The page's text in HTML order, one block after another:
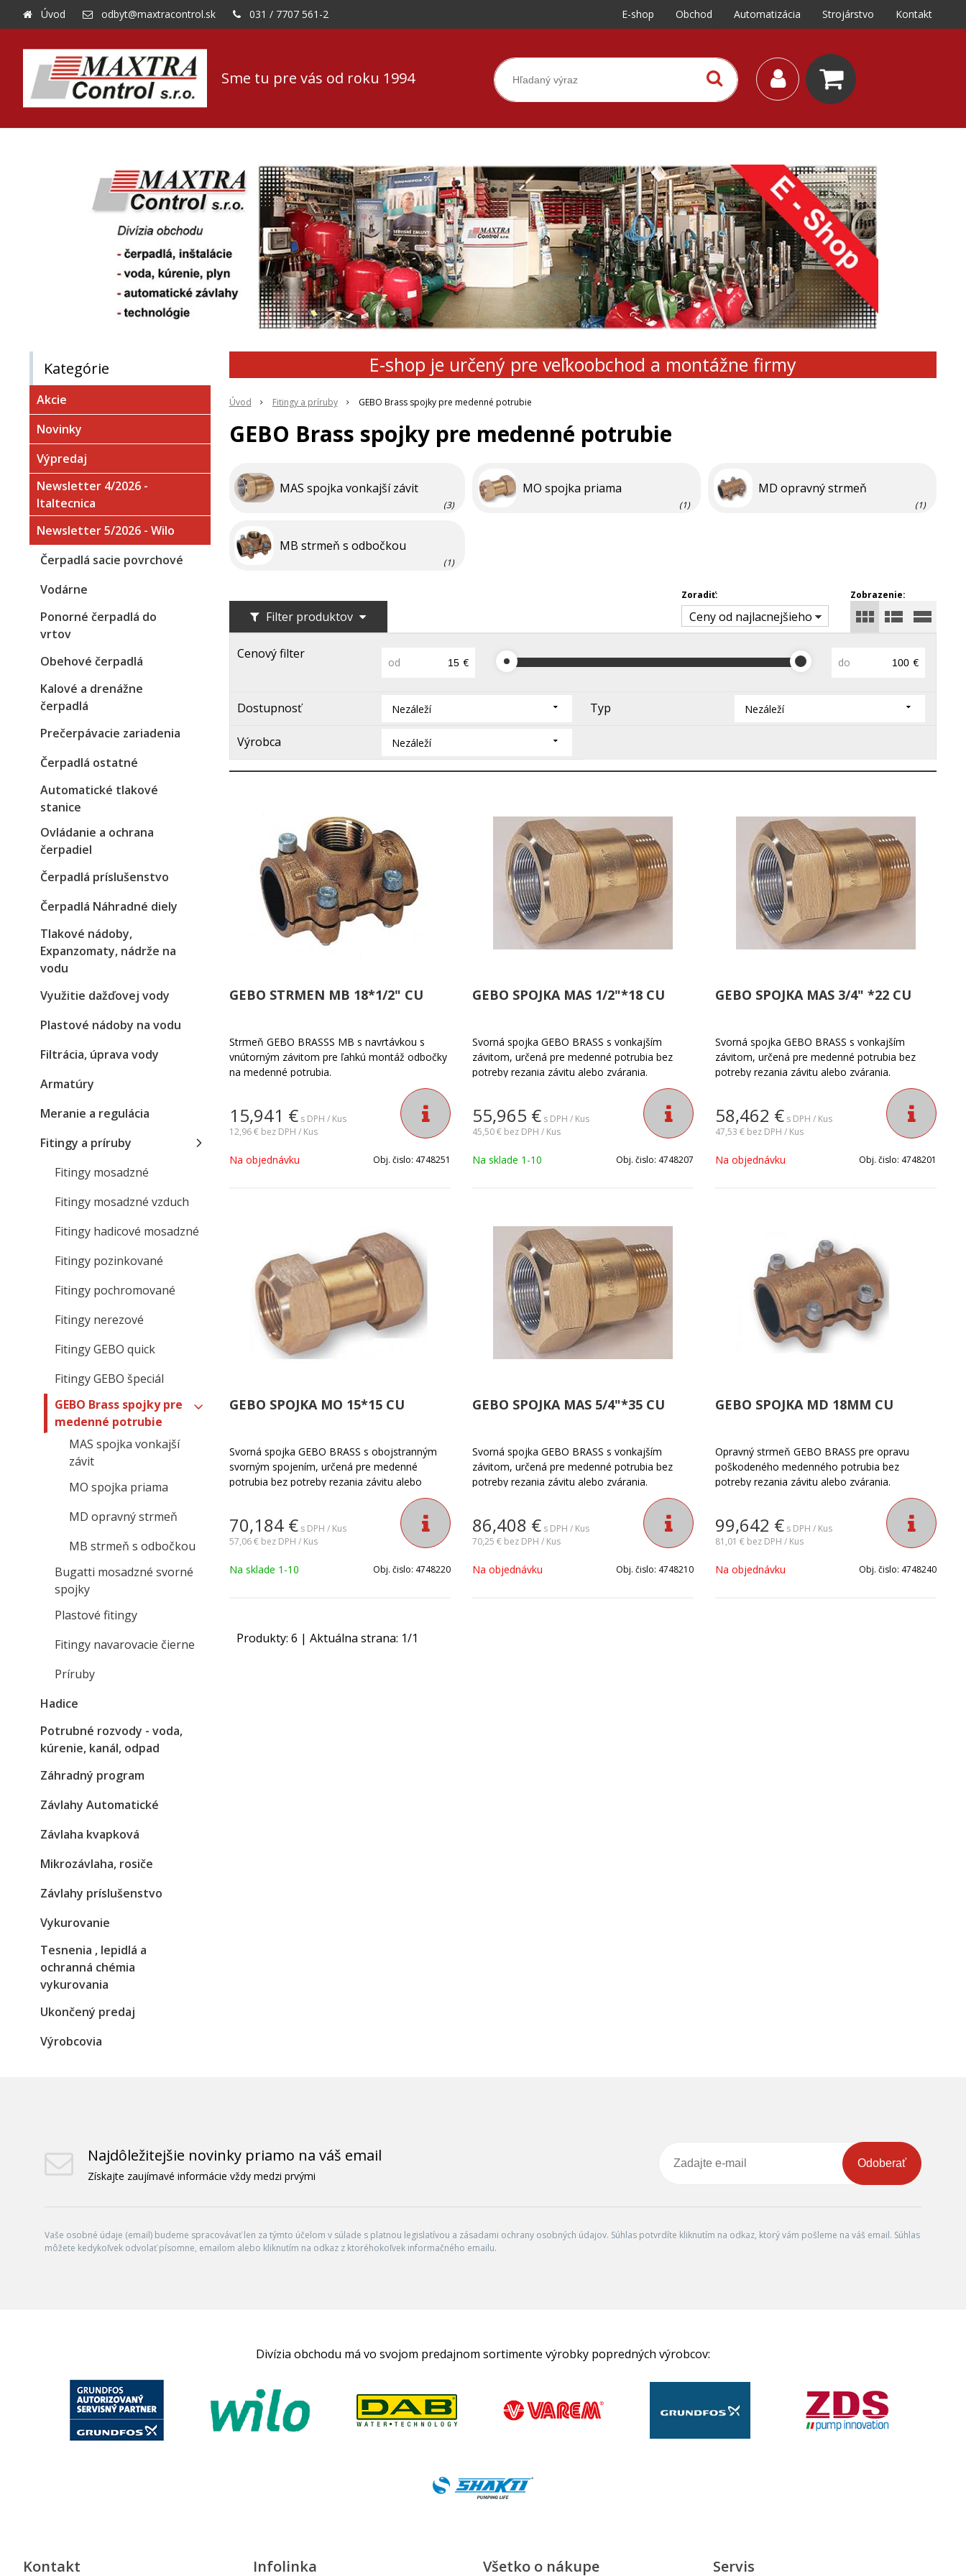
Sme tu pre vás od roku 1994
Úvod odbyt@maxtracontrol.sk 031 / 7707 561-2 E-shop Obchod Automatizácia Strojárstvo Kontakt
E-shop je určený pre veľkoobchod a montážne firmy
Úvod Fitingy a príruby GEBO Brass spojky pre medenné potrubie
GEBO Brass spojky pre medenné potrubie
MAS spojka vonkajší závit
(3)
MO spojka priama
(1)
MD opravný strmeň
(1)
MB strmeň s odbočkou
(1)
Filter produktov
Zobrazenie:
Zoradiť:
Ceny od najlacnejšieho
Cenový filter
od € do €
Dostupnosť Nezáleží Typ Nezáleží
Výrobca Nezáleží
GEBO STRMEN MB 18*1/2" CU
Strmeň GEBO BRASSS MB s navrtávkou s
vnútorným závitom pre ľahkú montáž odbočky
na medenné potrubia.
15,941 € s DPH / Kus
12,96 € bez DPH / Kus
Na objednávku Obj. čislo: 4748251
GEBO SPOJKA MAS 1/2"*18 CU
Svorná spojka GEBO BRASS s vonkajším
závitom, určená pre medenné potrubia bez
potreby rezania závitu alebo zvárania.
55,965 € s DPH / Kus
45,50 € bez DPH / Kus
Na sklade 1-10 Obj. čislo: 4748207
GEBO SPOJKA MAS 3/4" *22 CU
Svorná spojka GEBO BRASS s vonkajším
závitom, určená pre medenné potrubia bez
potreby rezania závitu alebo zvárania.
58,462 € s DPH / Kus
47,53 € bez DPH / Kus
Na objednávku Obj. čislo: 4748201
GEBO SPOJKA MO 15*15 CU
Svorná spojka GEBO BRASS s obojstranným
svorným spojením, určená pre medenné
potrubia bez potreby rezania závitu alebo
70,184 € s DPH / Kus
57,06 € bez DPH / Kus
Na sklade 1-10 Obj. čislo: 4748220
GEBO SPOJKA MAS 5/4"*35 CU
Svorná spojka GEBO BRASS s vonkajším
závitom, určená pre medenné potrubia bez
potreby rezania závitu alebo zvárania.
86,408 € s DPH / Kus
70,25 € bez DPH / Kus
Na objednávku Obj. čislo: 4748210
GEBO SPOJKA MD 18MM CU
Opravný strmeň GEBO BRASS pre opravu
poškodeného medenného potrubia bez
potreby rezania závitu alebo zvárania.
99,642 € s DPH / Kus
81,01 € bez DPH / Kus
Na objednávku Obj. čislo: 4748240
Produkty: 6 | Aktuálna strana: 1/1
Kategórie
Akcie
Novinky
Výpredaj
Newsletter 4/2026 -
Italtecnica
Newsletter 5/2026 - Wilo
Čerpadlá sacie povrchové
Vodárne
Ponorné čerpadlá do
vrtov
Obehové čerpadlá
Kalové a drenážne
čerpadlá
Prečerpávacie zariadenia
Čerpadlá ostatné
Automatické tlakové
stanice
Ovládanie a ochrana
čerpadiel
Čerpadlá príslušenstvo
Čerpadlá Náhradné diely
Tlakové nádoby,
Expanzomaty, nádrže na
vodu
Využitie dažďovej vody
Plastové nádoby na vodu
Filtrácia, úprava vody
Armatúry
Meranie a regulácia
Fitingy a príruby
Fitingy mosadzné
Fitingy mosadzné vzduch
Fitingy hadicové mosadzné
Fitingy pozinkované
Fitingy pochromované
Fitingy nerezové
Fitingy GEBO quick
Fitingy GEBO špeciál
GEBO Brass spojky pre
medenné potrubie
MAS spojka vonkajší
závit
MO spojka priama
MD opravný strmeň
MB strmeň s odbočkou
Bugatti mosadzné svorné
spojky
Plastové fitingy
Fitingy navarovacie čierne
Príruby
Hadice
Potrubné rozvody - voda,
kúrenie, kanál, odpad
Záhradný program
Závlahy Automatické
Závlaha kvapková
Mikrozávlaha, rosiče
Závlahy príslušenstvo
Vykurovanie
Tesnenia , lepidlá a
ochranná chémia
vykurovania
Ukončený predaj
Výrobcovia
Najdôležitejšie novinky priamo na váš email
Získajte zaujímavé informácie vždy medzi prvými
Odoberať
Vaše osobné údaje (email) budeme spracovávať len za týmto účelom v súlade s platnou legislatívou a zásadami ochrany osobných údajov. Súhlas potvrdíte kliknutím na odkaz, ktorý vám pošleme na váš email. Súhlas
môžete kedykoľvek odvolať písomne, emailom alebo kliknutím na odkaz z ktoréhokoľvek informačného emailu.
Divízia obchodu má vo svojom predajnom sortimente výrobky popredných výrobcov:
Kontakt Infolinka Všetko o nákupe Servis